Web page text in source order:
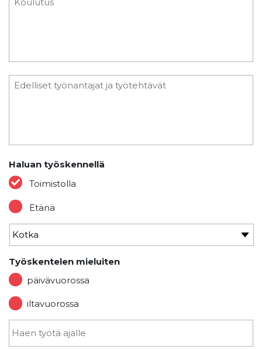
Haluan työskennellä
Toimistolla
Etänä
Työskentelen mieluiten
päivävuorossa
iltavuorossa